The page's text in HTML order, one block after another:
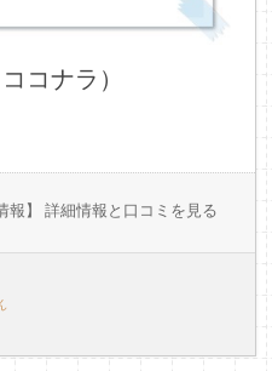
コナラ）
報】 詳細情報と口コミを見る